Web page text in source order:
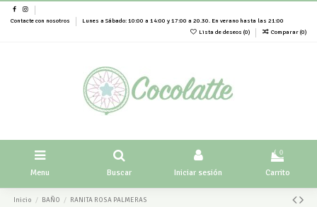
Contacte con nosotros
Lunes a Sábado: 10:00 a 14:00 y 17:00 a 20.30. En verano hasta las 21:00
Lista de deseos (0) Comparar (0)
Menu Buscar Iniciar sesión
0
Carrito
Inicio BAÑO RANITA ROSA PALMERAS